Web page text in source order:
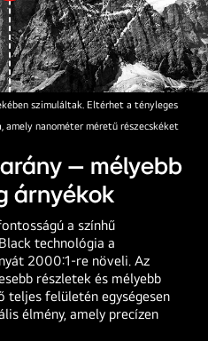
szimuláltak. Eltérhet a tényleges
amely nanométer méretű részecskéket
– mélyebb
árnyékok
a színhű
technológia a
2000:1-re növeli. Az
részletek és mélyebb
teljes felületén egységesen
élmény, amely precízen